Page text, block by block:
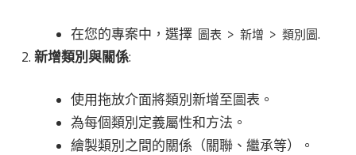
在您的專案中，選擇 圖表 >新增 >類別圖.
新增類別與關係:
使用拖放介面將類別新增至圖表。
為每個類別定義屬性和方法。
繪製類別之間的關係（關聯、繼承等）。